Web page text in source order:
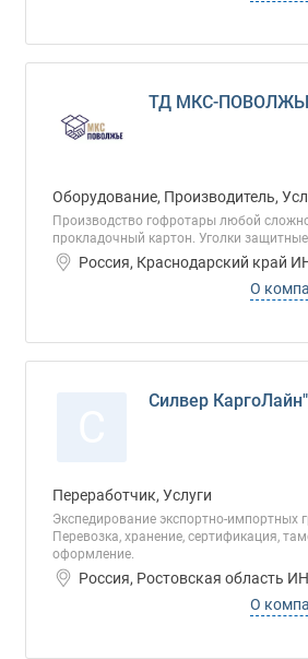
ТД МКС-
Оборудование, Производитель,
Производство гофротары любой
прокладочный картон. Уголки защитные
Россия, Краснодарский край
О
Силвер
Переработчик, Услуги
Экспедирование экспортно-импортных
Перевозка, хранение, сертификация,
оформление.
Россия, Ростовская область
О